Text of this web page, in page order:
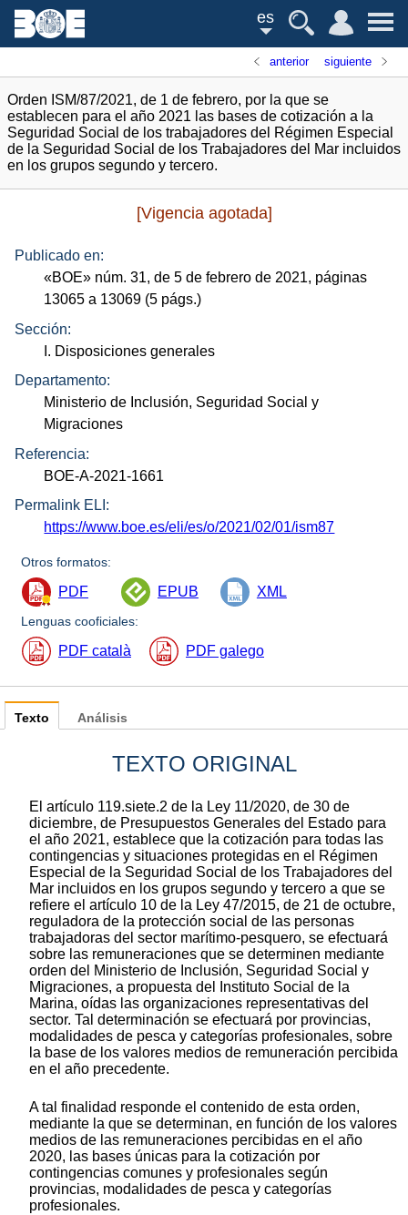
es
anterior siguiente
Orden ISM/87/2021, de 1 de febrero, por la que se
establecen para el año 2021 las bases de cotización a la
Seguridad Social de los trabajadores del Régimen Especial
de la Seguridad Social de los Trabajadores del Mar incluidos
en los grupos segundo y tercero.
[Vigencia agotada]
Publicado en:
«BOE» núm. 31, de 5 de febrero de 2021, páginas
13065 a 13069 (5 págs.)
Sección:
I. Disposiciones generales
Departamento:
Ministerio de Inclusión, Seguridad Social y
Migraciones
Referencia:
BOE-A-2021-1661
Permalink ELI:
https://www.boe.es/eli/es/o/2021/02/01/ism87
Otros formatos:
PDF EPUB XML
Lenguas cooficiales:
PDF català PDF galego
Texto
TEXTO ORIGINAL
El artículo 119.siete.2 de la Ley 11/2020, de 30 de
diciembre, de Presupuestos Generales del Estado para
el año 2021, establece que la cotización para todas las
contingencias y situaciones protegidas en el Régimen
Especial de la Seguridad Social de los Trabajadores del
Mar incluidos en los grupos segundo y tercero a que se
refiere el artículo 10 de la Ley 47/2015, de 21 de octubre,
reguladora de la protección social de las personas
trabajadoras del sector marítimo-pesquero, se efectuará
sobre las remuneraciones que se determinen mediante
orden del Ministerio de Inclusión, Seguridad Social y
Migraciones, a propuesta del Instituto Social de la
Marina, oídas las organizaciones representativas del
sector. Tal determinación se efectuará por provincias,
modalidades de pesca y categorías profesionales, sobre
la base de los valores medios de remuneración percibida
en el año precedente.
A tal finalidad responde el contenido de esta orden,
mediante la que se determinan, en función de los valores
medios de las remuneraciones percibidas en el año
2020, las bases únicas para la cotización por
contingencias comunes y profesionales según
provincias, modalidades de pesca y categorías
profesionales.
Análisis